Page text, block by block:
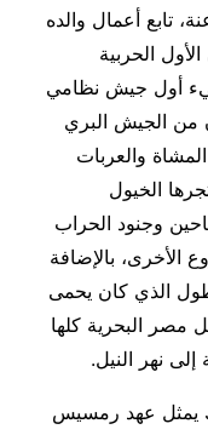
تابع أعمال والده
الحربية
أول جيش نظامي
من الجيش البري
والعربات
الخيول
وجنود الحراب
الأخرى، بالإضافة
الذي كان يحمى
مصر البحرية كلها
إلى نهر النيل.
يمثل عهد رمسيس